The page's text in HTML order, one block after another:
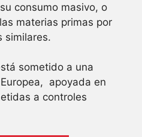
consumo masivo, o
materias primas por
similares.
sometido a una
apoyada en
a controles